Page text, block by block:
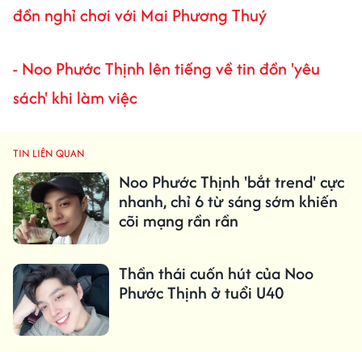
đồn nghỉ chơi với Mai Phương Thuý
- Noo Phước Thịnh lên tiếng về tin đồn 'yêu
sách' khi làm việc
TIN LIÊN QUAN
Noo Phước Thịnh 'bắt trend' cực
nhanh, chỉ 6 từ sáng sớm khiến
cõi mạng rần rần
Thần thái cuốn hút của Noo
Phước Thịnh ở tuổi U40